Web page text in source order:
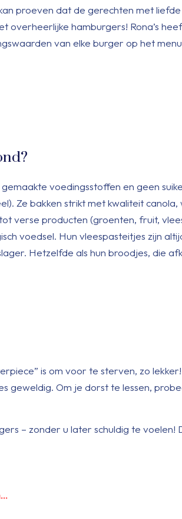
proeven dat de gerechten met
overheerlijke hamburgers! Rona’s
van elke burger op het
voedingsstoffen en geen
Ze bakken strikt met kwaliteit
verse producten (groenten, fruit,
voedsel. Hun vleespasteitjes zijn
Hetzelfde als hun broodjes, die
is om voor te sterven, zo
geweldig. Om je dorst te lessen,
– zonder u later schuldig te voelen!